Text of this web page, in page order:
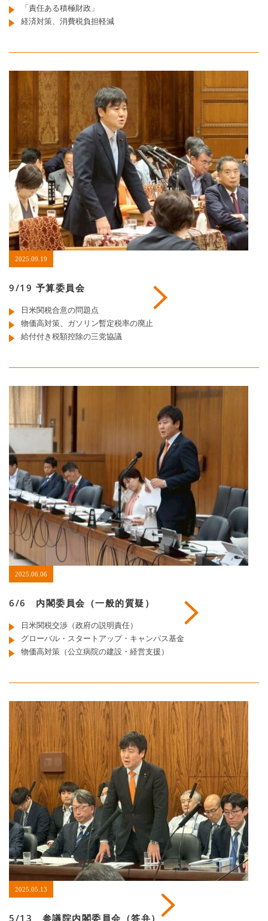
「責任ある積極財政」
経済対策、消費税負担軽減
2025.09.19
9/19 予算委員会
日米関税合意の問題点
物価高対策、ガソリン暫定税率の廃止
給付付き税額控除の三党協議
2025.06.06
6/6 内閣委員会（一般的質疑）
日米関税交渉（政府の説明責任）
グローバル・スタートアップ・キャンパス基金
物価高対策（公立病院の建設・経営支援）
2025.05.13
5/13 参議院内閣委員会（答弁）